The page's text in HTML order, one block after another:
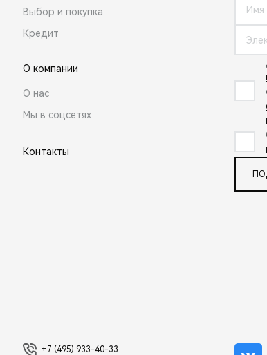
Выбор и покупка
Кредит
О компании
О нас
Мы в соцсетях
Контакты
+7 (495) 933-40-33